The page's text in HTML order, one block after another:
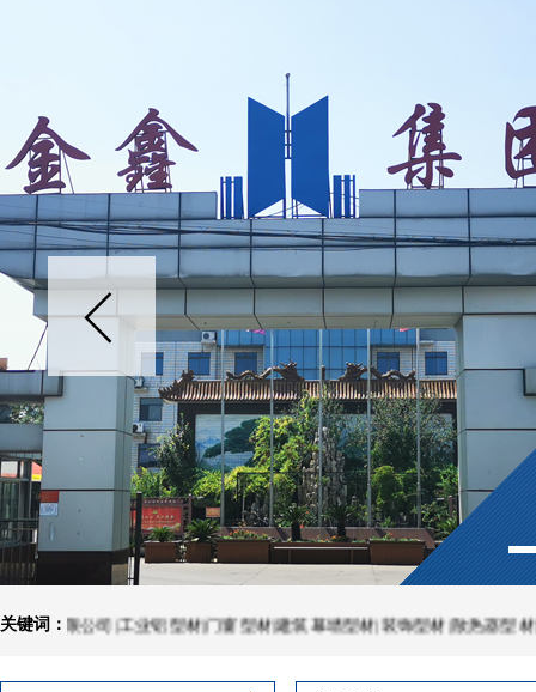
关键词：
限公司|工业铝型材|门窗型材|建筑幕墙型材|装饰型材|散热器型材|围栏厂